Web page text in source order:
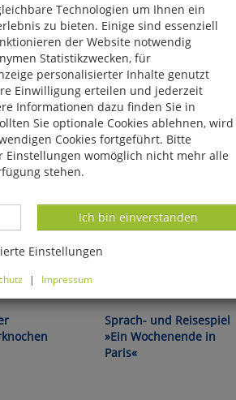
alt!
Sprach- und Reisespiel
»Ein Wochenende in
Paris«
Technologien um Ihnen ein
zu bieten. Einige sind essenziell
der Website notwendig
Statistikzwecken, für
personalisierter Inhalte genutzt
Einwilligung erteilen und jederzeit
Informationen dazu finden Sie in
Sie optionale Cookies ablehnen, wird
Cookies fortgeführt. Bitte
Einstellungen womöglich nicht mehr alle
stehen.
Datenverarbeitung -
Ich bin einverstanden
-
Einstellungen
| Impressum
nur mit zwingend notwendigen Cookies
auf Basis Ihrer Einstellungen womöglich
Seite zur Verfügung stehen.
jederzeit widerrufen oder